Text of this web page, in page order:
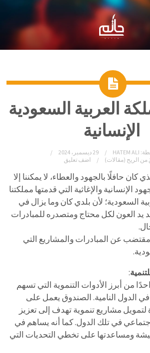
العربية السعودية
الإنسانية
HATEM ALI
29 ديسمبر، 2024
الريح (مقالات) اضف تعليق
كان حافلًا بالجهود والعطاء، لا يمكننا إلا
الإنسانية والإغاثية التي قدمتها مملكتنا
السعودية؛ لأن بلدي كان وما يزال في
يد العون لكل محتاج ومتصدره للمبادرات
عن المبادرات والمشاريع التي
:
من أبرز الأدوات التنموية التي تسهم
الدول النامية. الصندوق يعمل على
مشاريع تنموية تهدف إلى تعزيز
في تلك الدول. كما أنه يساهم في
ومساعدتها على تخطي التحديات التي